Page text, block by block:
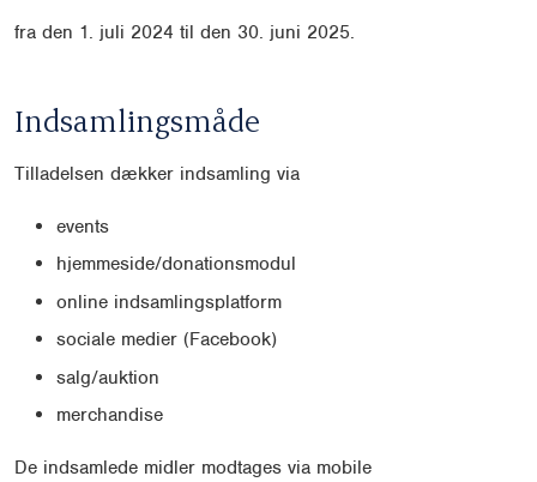
fra den 1. juli 2024 til den 30. juni 2025.
Indsamlingsmåde
Tilladelsen dækker indsamling via
events
hjemmeside/donationsmodul
online indsamlingsplatform
sociale medier (Facebook)
salg/auktion
merchandise
De indsamlede midler modtages via mobile